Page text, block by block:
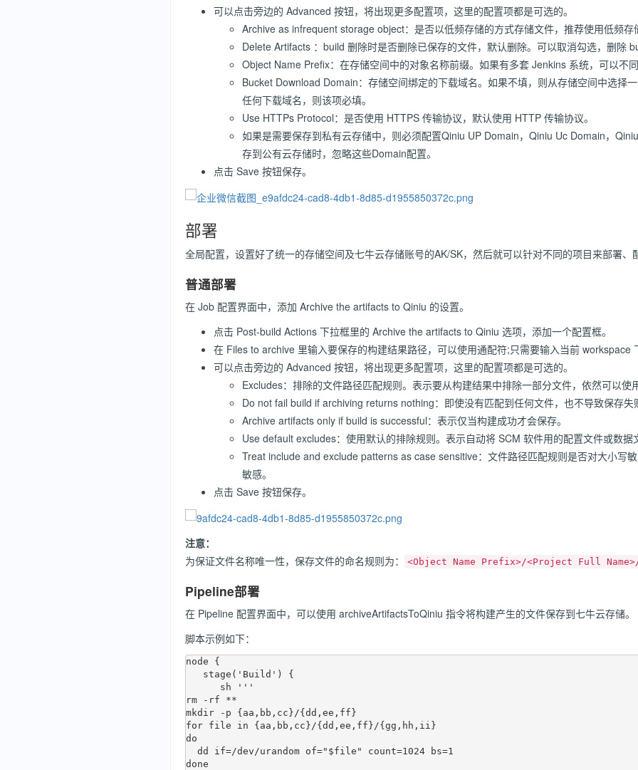
可以点击旁边的 Advanced 按钮，将出现更多配置项，这里的配置项都是可选的。
Archive as infrequent storage object：是否以低频存储的方式存储文件，推荐使用低频存
Delete Artifacts ：build 删除时是否删除已保存的文件，默认删除。可以取消勾选，删除
Object Name Prefix：在存储空间中的对象名称前缀。如果有多套 Jenkins 系统，可以不同
Bucket Download Domain：存储空间绑定的下载域名。如果不填，则从存储空间中选择
任何下载域名，则该项必填。
Use HTTPs Protocol：是否使用 HTTPS 传输协议，默认使用 HTTP 传输协议。
如果是需要保存到私有云存储中，则必须配置Qiniu UP Domain，Qiniu Uc Domain，
存到公有云存储时，忽略这些Domain配置。
点击 Save 按钮保存。
部署
全局配置，设置好了统一的存储空间及七牛云存储账号的AK/SK，然后就可以针对不同的项目来部署、
普通部署
在 Job 配置界面中，添加 Archive the artifacts to Qiniu 的设置。
点击 Post-build Actions 下拉框里的 Archive the artifacts to Qiniu 选项，添加一个配置框。
在 Files to archive 里输入要保存的构建结果路径，可以使用通配符;只需要输入当前 workspace
可以点击旁边的 Advanced 按钮，将出现更多配置项，这里的配置项都是可选的。
Excludes：排除的文件路径匹配规则。表示要从构建结果中排除一部分文件，依然可以使
Do not fail build if archiving returns nothing：即使没有匹配到任何文件，也不导致保存失
Archive artifacts only if build is successful：表示仅当构建成功才会保存。
Use default excludes：使用默认的排除规则。表示自动将 SCM 软件用的配置文件或数据
Treat include and exclude patterns as case sensitive：文件路径匹配规则是否对大小写
敏感。
点击 Save 按钮保存。
注意：
为保证文件名称唯一性，保存文件的命名规则为：
<Object Name Prefix>/<Project Full
Pipeline部署
在 Pipeline 配置界面中，可以使用 archiveArtifactsToQiniu 指令将构建产生的文件保存到七牛云存储。
脚本示例如下：
node {
rm -rf **
mkdir -p {aa,bb,cc}/{dd,ee,ff}
for file in {aa,bb,cc}/{dd,ee,ff}/{gg,hh,ii}
do
done